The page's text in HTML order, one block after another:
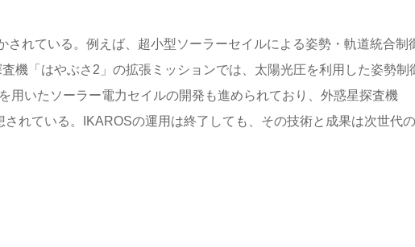
されている。例えば、超小型ソーラーセイルによる姿勢・軌道統合制
機「はやぶさ2」の拡張ミッションでは、太陽光圧を利用した姿勢制
用いたソーラー電力セイルの開発も進められており、外惑星探査機
されている。IKAROSの運用は終了しても、その技術と成果は次世代